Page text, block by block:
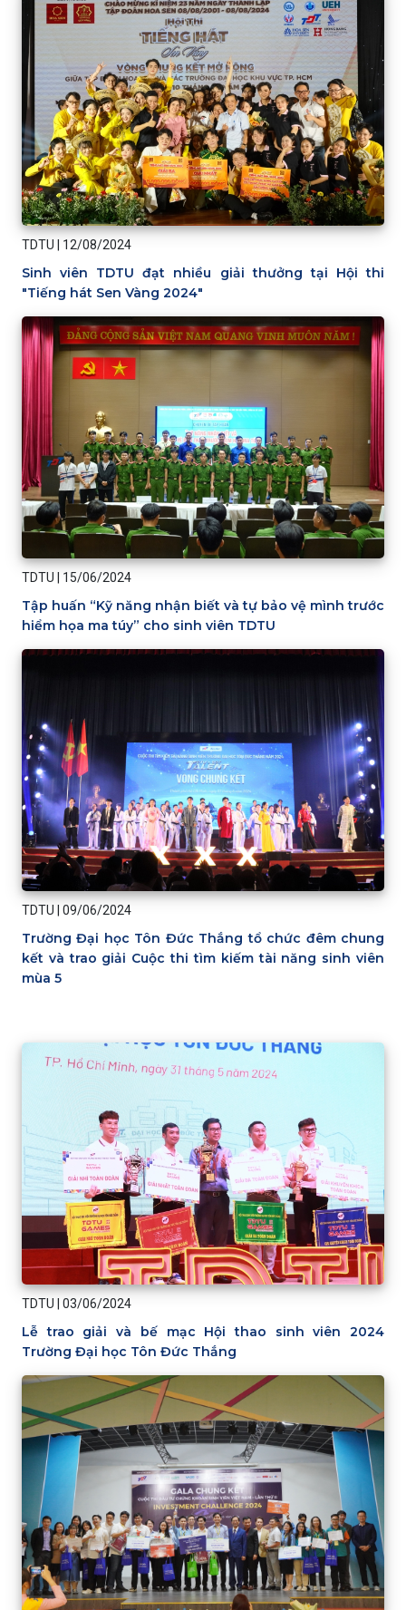
TDTU 12/08/2024
Sinh viên TDTU đạt nhiều giải thưởng tại Hội thi
"Tiếng hát Sen Vàng 2024"
TDTU 15/06/2024
Tập huấn “Kỹ năng nhận biết và tự bảo vệ mình trước
hiểm họa ma túy” cho sinh viên TDTU
TDTU 09/06/2024
Trường Đại học Tôn Đức Thắng tổ chức đêm chung
kết và trao giải Cuộc thi tìm kiếm tài năng sinh viên
mùa 5
TDTU 03/06/2024
Lễ trao giải và bế mạc Hội thao sinh viên 2024
Trường Đại học Tôn Đức Thắng